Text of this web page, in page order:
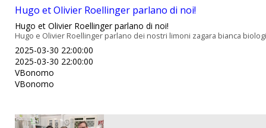
Hugo et Olivier Roellinger parlano di noi!
Hugo et Olivier Roellinger parlano di noi!
Hugo e Olivier Roellinger parlano dei nostri limoni zagara bianca
2025-03-30 22:00:00
2025-03-30 22:00:00
VBonomo
VBonomo